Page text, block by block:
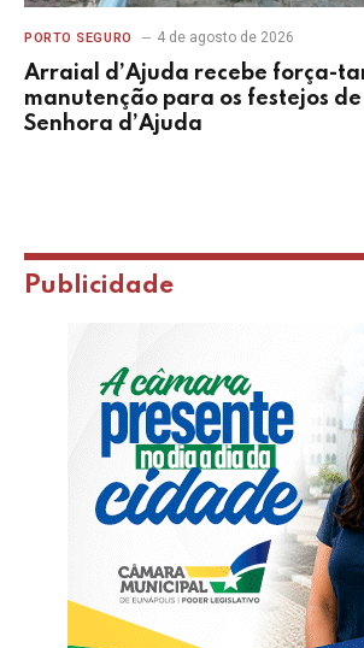
PORTO SEGURO 4 de agosto de 2026
Arraial d’Ajuda recebe força-
manutenção para os festejos de
Senhora d’Ajuda
Publicidade